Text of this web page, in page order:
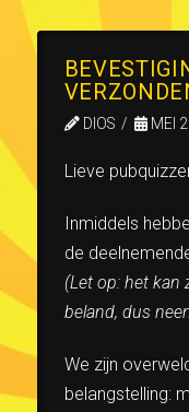
DIOS MEI
Lieve
Inmiddels
de
(Let op: het kan
beland, dus
We zijn
belangstelling: